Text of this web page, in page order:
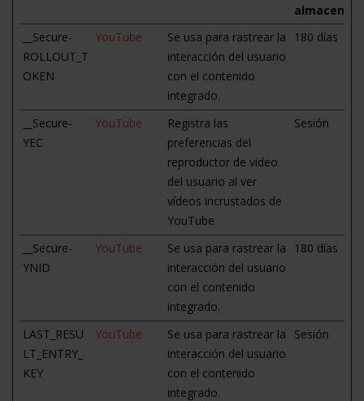
__Secure-
ROLLOUT_T
OKEN
YouTube
Se usa para rastrear la
interacción del usuario
con el contenido
integrado.
180 días
__Secure-
YEC
YouTube
Registra las
preferencias del
reproductor de vídeo
del usuario al ver
vídeos incrustados de
YouTube
Sesión
__Secure-
YNID
YouTube
Se usa para rastrear la
interacción del usuario
con el contenido
integrado.
180 días
LAST_RESU
LT_ENTRY_
KEY
YouTube
Se usa para rastrear la
interacción del usuario
con el contenido
integrado.
Sesión